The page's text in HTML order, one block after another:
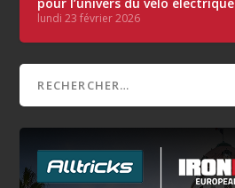
lundi 23 février 2026